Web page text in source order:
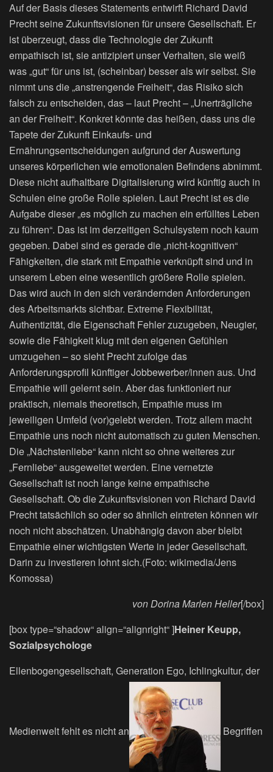
Auf der Basis dieses Statements entwirft Richard David
Precht seine Zukunftsvisionen für unsere Gesellschaft. Er
ist überzeugt, dass die Technologie der Zukunft
empathisch ist, sie antizipiert unser Verhalten, sie weiß
was „gut“ für uns ist, (scheinbar) besser als wir selbst. Sie
nimmt uns die „anstrengende Freiheit“, das Risiko sich
falsch zu entscheiden, das – laut Precht – „Unerträgliche
an der Freiheit“. Konkret könnte das heißen, dass uns die
Tapete der Zukunft Einkaufs- und
Ernährungsentscheidungen aufgrund der Auswertung
unseres körperlichen wie emotionalen Befindens abnimmt.
Diese nicht aufhaltbare Digitalisierung wird künftig auch in
Schulen eine große Rolle spielen. Laut Precht ist es die
Aufgabe dieser „es möglich zu machen ein erfülltes Leben
zu führen“. Das ist im derzeitigen Schulsystem noch kaum
gegeben. Dabei sind es gerade die „nicht-kognitiven“
Fähigkeiten, die stark mit Empathie verknüpft sind und in
unserem Leben eine wesentlich größere Rolle spielen.
Das wird auch in den sich verändernden Anforderungen
des Arbeitsmarkts sichtbar. Extreme Flexibilität,
Authentizität, die Eigenschaft Fehler zuzugeben, Neugier,
sowie die Fähigkeit klug mit den eigenen Gefühlen
umzugehen – so sieht Precht zufolge das
Anforderungsprofil künftiger Jobbewerber/innen aus. Und
Empathie will gelernt sein. Aber das funktioniert nur
praktisch, niemals theoretisch, Empathie muss im
jeweiligen Umfeld (vor)gelebt werden. Trotz allem macht
Empathie uns noch nicht automatisch zu guten Menschen.
Die „Nächstenliebe“ kann nicht so ohne weiteres zur
„Fernliebe“ ausgeweitet werden. Eine vernetzte
Gesellschaft ist noch lange keine empathische
Gesellschaft. Ob die Zukunftsvisionen von Richard David
Precht tatsächlich so oder so ähnlich eintreten können wir
noch nicht abschätzen. Unabhängig davon aber bleibt
Empathie einer wichtigsten Werte in jeder Gesellschaft.
Darin zu investieren lohnt sich.(Foto: wikimedia/Jens
Komossa)
von Dorina Marlen Heller[/box]
[box type=“shadow“ align=“alignright“ ]Heiner Keupp,
Sozialpsychologe
Ellenbogengesellschaft, Generation Ego, Ichlingkultur, der
Medienwelt fehlt es nicht an Begriffen